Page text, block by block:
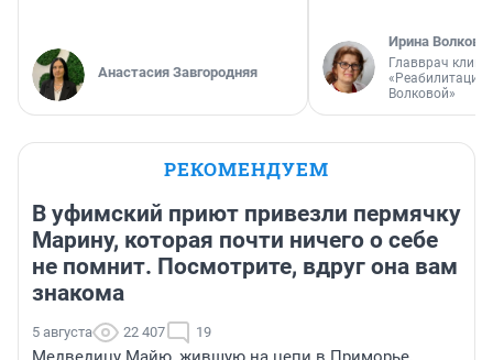
Анастасия Завгородняя
Ирина Волкова
Главврач
«Реабилитация
Волковой»
РЕКОМЕНДУЕМ
В уфимский приют привезли пермячку
Марину, которая почти ничего о себе
не помнит. Посмотрите, вдруг она вам
знакома
5 августа 22 407 19